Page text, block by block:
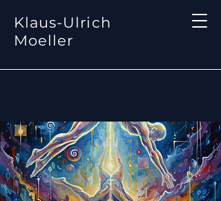
Klaus-Ulrich
Moeller